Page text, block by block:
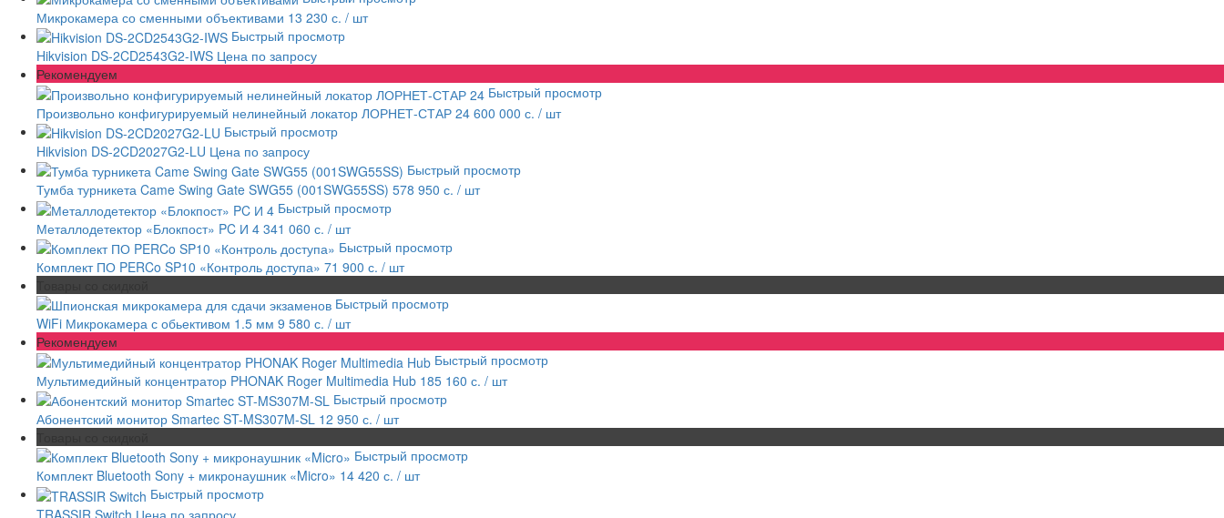
Микрокамера со сменными объективами 13 230 с. / шт
Быстрый просмотр
Hikvision DS-2CD2543G2-IWS Цена по запросу
Рекомендуем
Быстрый просмотр
Произвольно конфигурируемый нелинейный локатор ЛОРНЕТ-СТАР 24 600 000 с. / шт
Быстрый просмотр
Hikvision DS-2CD2027G2-LU Цена по запросу
Быстрый просмотр
Тумба турникета Came Swing Gate SWG55 (001SWG55SS) 578 950 с. / шт
Быстрый просмотр
Металлодетектор «Блокпост» PC И 4 341 060 с. / шт
Быстрый просмотр
Комплект ПО PERCo SP10 «Контроль доступа» 71 900 с. / шт
Быстрый просмотр
WiFi Микрокамера с обьективом 1.5 мм 9 580 с. / шт
Рекомендуем
Быстрый просмотр
Мультимедийный концентратор PHONAK Roger Multimedia Hub 185 160 с. / шт
Быстрый просмотр
Абонентский монитор Smartec ST-MS307M-SL 12 950 с. / шт
Быстрый просмотр
Комплект Bluetooth Sony + микронаушник «Micro» 14 420 с. / шт
Быстрый просмотр
TRASSIR Switch Цена по запросу